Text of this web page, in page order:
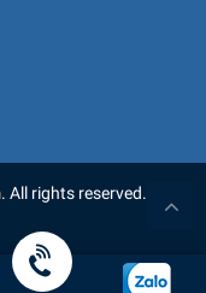
. All rights reserved.